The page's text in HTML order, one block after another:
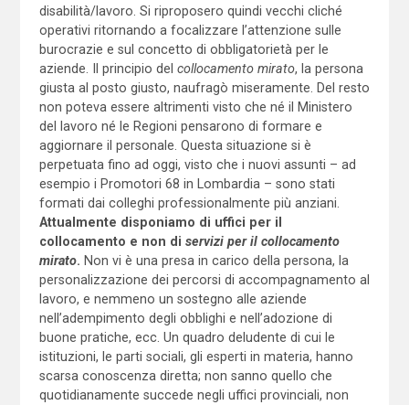
disabilità/lavoro. Si riproposero quindi vecchi cliché
operativi ritornando a focalizzare l’attenzione sulle
burocrazie e sul concetto di obbligatorietà per le
aziende. Il principio del collocamento mirato, la persona
giusta al posto giusto, naufragò miseramente. Del resto
non poteva essere altrimenti visto che né il Ministero
del lavoro né le Regioni pensarono di formare e
aggiornare il personale. Questa situazione si è
perpetuata fino ad oggi, visto che i nuovi assunti – ad
esempio i Promotori 68 in Lombardia – sono stati
formati dai colleghi professionalmente più anziani.
Attualmente disponiamo di uffici per il
collocamento e non di servizi per il collocamento
mirato. Non vi è una presa in carico della persona, la
personalizzazione dei percorsi di accompagnamento al
lavoro, e nemmeno un sostegno alle aziende
nell’adempimento degli obblighi e nell’adozione di
buone pratiche, ecc. Un quadro deludente di cui le
istituzioni, le parti sociali, gli esperti in materia, hanno
scarsa conoscenza diretta; non sanno quello che
quotidianamente succede negli uffici provinciali, non